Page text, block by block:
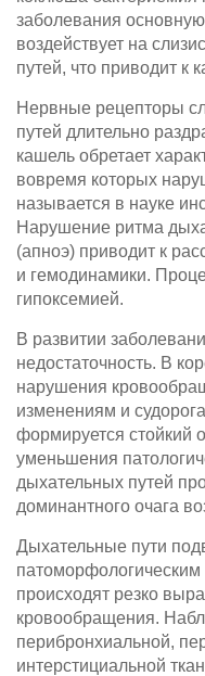
заболевания
воздействует на
путей, что приводит к
Нервные рецепторы
путей длительно
кашель обретает
вовремя которых
называется в науке
Нарушение рит­ма
(апноэ) приводит к
и гемодинамики.
гипоксемией.
В развитии
недостаточность. В
нарушения
изменениям и
формируется стойкий
уменьшения
дыхательных путей
доминантного очага
Дыхательные пути
происходят резко
кровообращения.
перибронхиальной,
интерстициальной